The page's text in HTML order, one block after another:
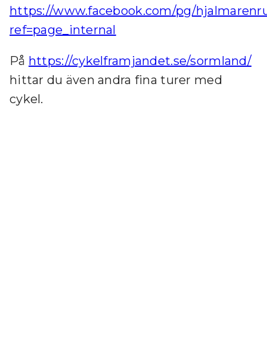
https://www.facebook.com/pg/
ref=page_internal
På https://cykelframjandet.se/sormland/
hittar du även andra fina turer med
cykel.